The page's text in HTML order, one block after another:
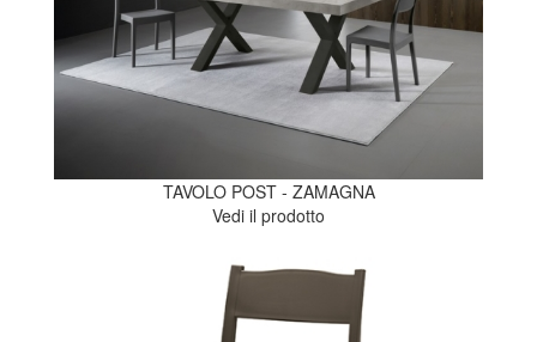
TAVOLO POST - ZAMAGNA
Vedi il prodotto